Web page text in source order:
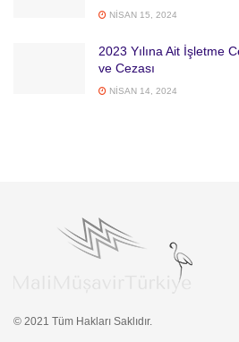
NISAN 15, 2024
2023 Yılına Ait İşletme
ve Cezası
NISAN 14, 2024
© 2021 Tüm Hakları Saklıdır.